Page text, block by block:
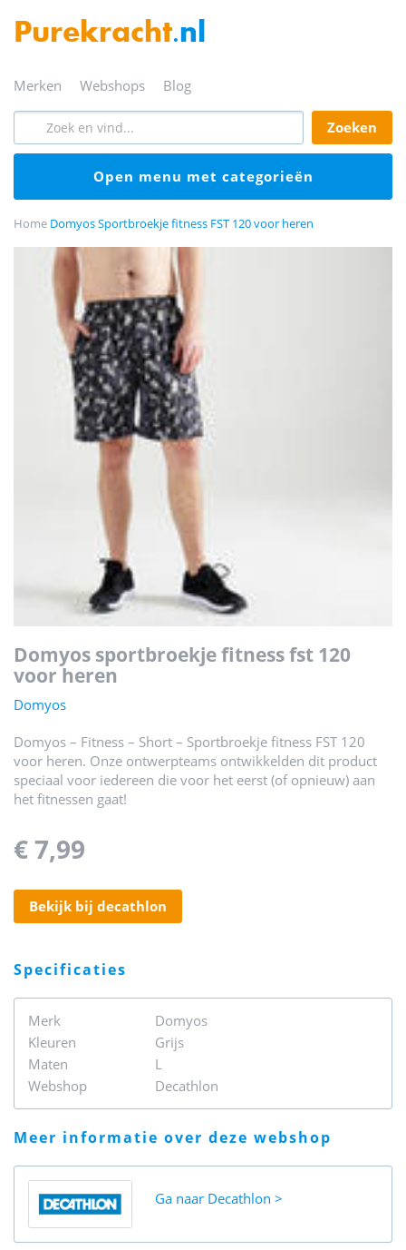
Purekracht.nl
merken webshops blog
zoeken
open menu met categorieën
Home Domyos Sportbroekje fitness FST 120 voor heren
domyos sportbroekje fitness fst 120
voor heren
Domyos
Domyos – Fitness – Short – Sportbroekje fitness FST 120
voor heren. Onze ontwerpteams ontwikkelden dit product
speciaal voor iedereen die voor het eerst (of opnieuw) aan
het fitnessen gaat!
€ 7,99
bekijk bij decathlon
specificaties
Merk
Domyos
Kleuren
Grijs
Maten
L
Webshop
Decathlon
meer informatie over deze webshop
Ga naar Decathlon